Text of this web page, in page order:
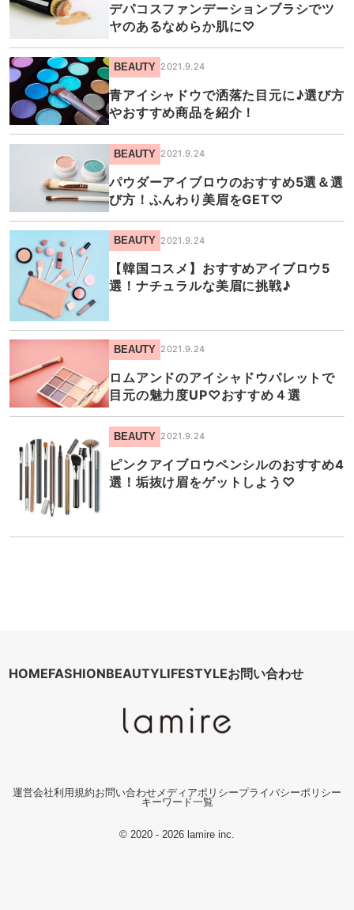
デパコスファンデーションブラシでツ
ヤのあるなめらか肌に♡
BEAUTY 2021.9.24
青アイシャドウで洒落た目元に♪選び方
やおすすめ商品を紹介！
BEAUTY 2021.9.24
パウダーアイブロウのおすすめ5選＆選
び方！ふんわり美眉をGET♡
BEAUTY 2021.9.24
【韓国コスメ】おすすめアイブロウ5
選！ナチュラルな美眉に挑戦♪
BEAUTY 2021.9.24
ロムアンドのアイシャドウパレットで
目元の魅力度UP♡おすすめ４選
BEAUTY 2021.9.24
ピンクアイブロウペンシルのおすすめ4
選！垢抜け眉をゲットしよう♡
HOMEFASHIONBEAUTYLIFESTYLEお問い合わせ
運営会社利用規約お問い合わせメディアポリシープライバシーポリシー
キーワード一覧
© 2020 - 2026 lamire inc.